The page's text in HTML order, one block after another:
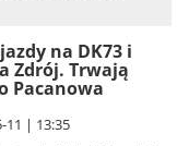
na DK73 i
Zdrój. Trwają
Pacanowa
11 | 13:35